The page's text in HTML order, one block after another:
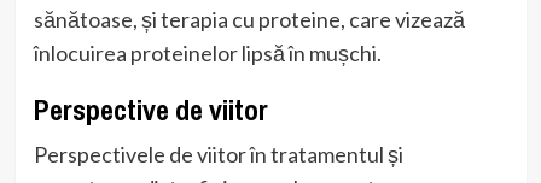
sănătoase, și terapia cu proteine, care vizează
înlocuirea proteinelor lipsă în mușchi.
Perspective de viitor
Perspectivele de viitor în tratamentul și